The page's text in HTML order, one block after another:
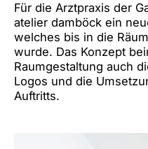
Für die Arztpraxis der
atelier damböck ein
welches bis in die
wurde. Das Konzept
Raumgestaltung auch
Logos und die
Auftritts.